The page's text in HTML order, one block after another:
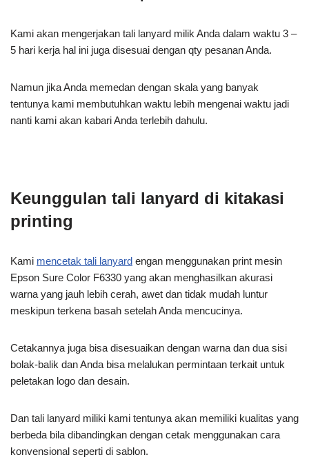
Kami akan mengerjakan tali lanyard milik Anda dalam waktu 3 –
5 hari kerja hal ini juga disesuai dengan qty pesanan Anda.
Namun jika Anda memedan dengan skala yang banyak
tentunya kami membutuhkan waktu lebih mengenai waktu jadi
nanti kami akan kabari Anda terlebih dahulu.
Keunggulan tali lanyard di kitakasi
printing
Kami mencetak tali lanyard engan menggunakan print mesin
Epson Sure Color F6330 yang akan menghasilkan akurasi
warna yang jauh lebih cerah, awet dan tidak mudah luntur
meskipun terkena basah setelah Anda mencucinya.
Cetakannya juga bisa disesuaikan dengan warna dan dua sisi
bolak-balik dan Anda bisa melalukan permintaan terkait untuk
peletakan logo dan desain.
Dan tali lanyard miliki kami tentunya akan memiliki kualitas yang
berbeda bila dibandingkan dengan cetak menggunakan cara
konvensional seperti di sablon.